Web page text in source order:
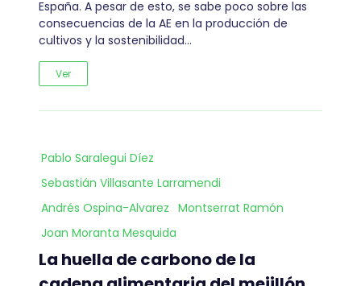
España. A pesar de esto, se sabe poco sobre las
consecuencias de la AE en la producción de
cultivos y la sostenibilidad…
Ver
Pablo Saralegui Díez
Sebastián Villasante Larramendi
Andrés Ospina-Alvarez Montserrat Ramón
Joan Moranta Mesquida
La huella de carbono de la